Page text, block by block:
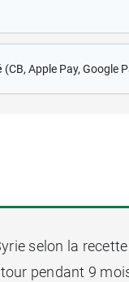
(CB, Apple Pay, Google
selon la
pendant 9